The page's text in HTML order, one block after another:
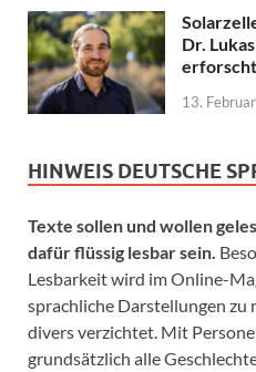
Dr.
erforscht
13.
HINWEIS DEUTSCHE
Texte sollen und wollen
dafür flüssig lesbar sein.
Lesbarkeit wird im Online-
sprachliche Darstellungen zu
divers verzichtet. Mit
grundsätzlich alle